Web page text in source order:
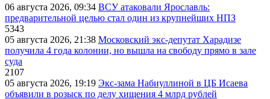
06 августа 2026, 09:34 ВСУ атаковали Ярославль:
предварительной целью стал один из крупнейших НПЗ
5343
05 августа 2026, 21:38 Московский экс-депутат Харадизе
получила 4 года колонии, но вышла на свободу прямо в зале
суда
2107
05 августа 2026, 19:19 Экс-зама Набиуллиной в ЦБ Исаева
объявили в розыск по делу хищения 4 млрд рублей